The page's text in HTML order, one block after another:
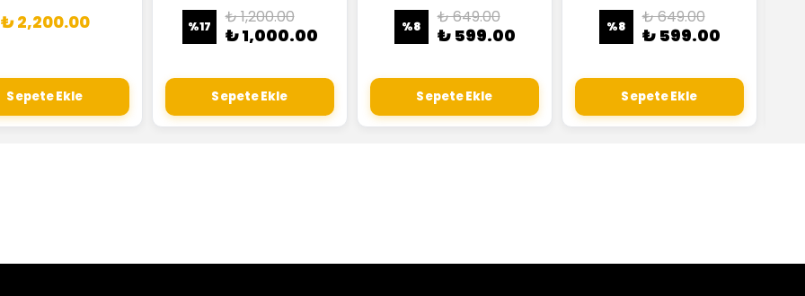
₺ 2,200.00
Sepete Ekle
%17 ₺ 1,200.00
₺ 1,000.00
Sepete Ekle
%8 ₺ 649.00
₺ 599.00
Sepete Ekle
%8 ₺ 649.00
₺ 599.00
Sepete Ekle